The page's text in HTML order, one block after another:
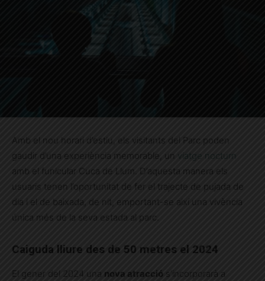
Amb el nou horari d’estiu, els visitants del Parc poden
gaudir d’una experiència memorable, un viatge nocturn
amb el funicular Cuca de Llum. D’aquesta manera els
usuaris tenen l’oportunitat de fer el trajecte de pujada de
dia i el de baixada, de nit, emportant-se així una vivència
única més de la seva estada al parc.
Caiguda lliure des de 50 metres el 2024
El gener del 2024 una nova atracció s’incorporarà a